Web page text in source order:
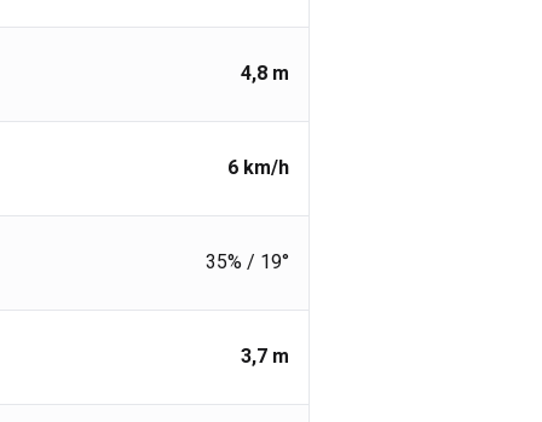
4,8 m
6 km/h
35% / 19°
3,7 m